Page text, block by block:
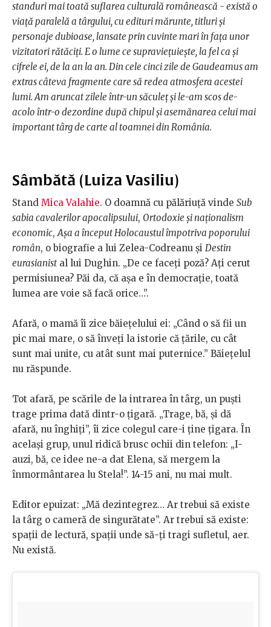
standuri mai toată suflarea culturală românească - există o
viață paralelă a târgului, cu edituri mărunte, titluri și
personaje dubioase, lansate prin cuvinte mari în fața unor
vizitatori rătăciți. E o lume ce supraviețuiește, la fel ca și
cifrele ei, de la an la an. Din cele cinci zile de Gaudeamus am
extras câteva fragmente care să redea atmosfera acestei
lumi. Am aruncat zilele într-un săculeț și le-am scos de-
acolo într-o dezordine după chipul și asemănarea celui mai
important târg de carte al toamnei din România.
Sâmbătă (Luiza Vasiliu)
Stand Mica Valahie. O doamnă cu pălăriuță vinde Sub
sabia cavalerilor apocalipsului, Ortodoxie și naționalism
economic,Așa a început Holocaustul împotriva poporului
român, o biografie a lui Zelea-Codreanu și Destin
eurasianistal lui Dughin. „De ce faceți poză? Ați cerut
permisiunea? Păi da, că așa e în democrație, toată
lumea are voie să facă orice…”.
Afară, o mamă îi zice băiețelului ei: „Când o să fii un
pic mai mare, o să înveți la istorie că țările, cu cât
sunt mai unite, cu atât sunt mai puternice.” Băiețelul
nu răspunde.
Tot afară, pe scările de la intrarea în târg, un puști
trage prima dată dintr-o țigară. „Trage, bă, și dă
afară, nu înghiți”, îi zice colegul care-i ține țigara. În
același grup, unul ridică brusc ochii din telefon: „I-
auzi, bă, ce idee ne-a dat Elena, să mergem la
înmormântarea lu Stela!”. 14-15 ani, nu mai mult.
Editor epuizat: „Mă dezintegrez… Ar trebui să existe
la târg o cameră de singurătate”. Ar trebui să existe:
spații de lectură, spații unde să-ți tragi sufletul, aer.
Nu există.